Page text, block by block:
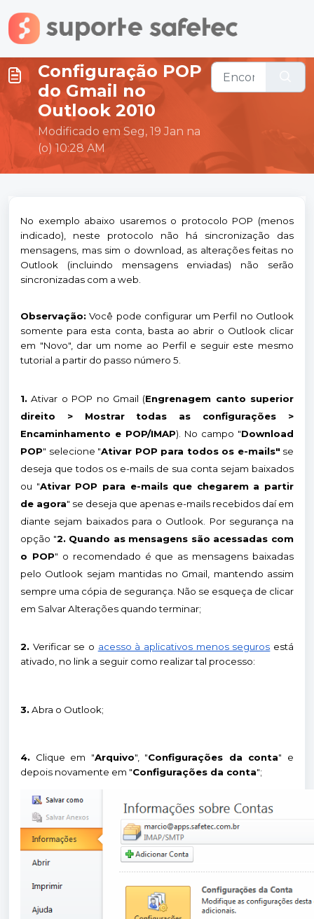
Ir para o conteúdo principal
Configuração POP
do Gmail no
Outlook 2010
Modificado em Seg, 19 Jan na
(o) 10:28 AM
No exemplo abaixo usaremos o protocolo POP (menos
indicado), neste protocolo não há sincronização das
mensagens, mas sim o download, as alterações feitas no
Outlook (incluindo mensagens enviadas) não serão
sincronizadas com a web.
Observação: Você pode configurar um Perfil no Outlook
somente para esta conta, basta ao abrir o Outlook clicar
em "Novo", dar um nome ao Perfil e seguir este mesmo
tutorial a partir do passo número 5.
1. Ativar o POP no Gmail (Engrenagem canto superior
direito > Mostrar todas as configurações >
Encaminhamento e POP/IMAP). No campo "Download
POP" selecione "Ativar POP para todos os e-mails"se
deseja que todos os e-mails de sua conta sejam baixados
ou "Ativar POP para e-mails que chegarem a partir
de agora" se deseja que apenas e-mails recebidos daí em
diante sejam baixados para o Outlook. Por segurança na
opção "2. Quando as mensagens são acessadas com
o POP" o recomendado é que as mensagens baixadas
pelo Outlook sejam mantidas no Gmail, mantendo assim
sempre uma cópia de segurança. Não se esqueça de clicar
em Salvar Alterações quando terminar;
2. Verificar se o acesso à aplicativos menos seguros está
ativado, no link a seguir como realizar tal processo:
3. Abra o Outlook;
4. Clique em "Arquivo", "Configurações da conta" e
depois novamente em "Configurações da conta";